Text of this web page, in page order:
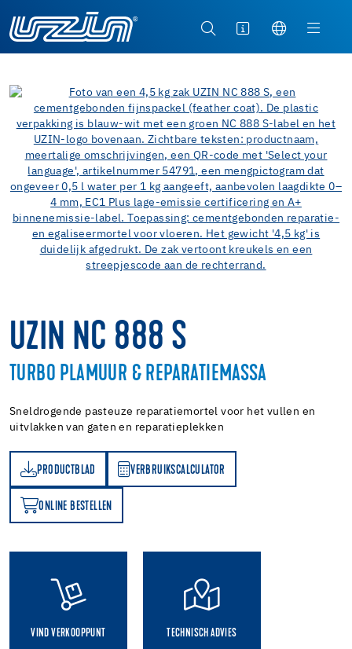
UZIN NC 888 S
TURBO PLAMUUR & REPARATIEMASSA
Sneldrogende pasteuze reparatiemortel voor het vullen en
uitvlakken van gaten en reparatieplekken
PRODUCTBLAD VERBRUIKSCALCULATOR
VERBRUIKSCALCULATOR
ONLINE BESTELLEN
VIND VERKOOPPUNT TECHNISCH ADVIES